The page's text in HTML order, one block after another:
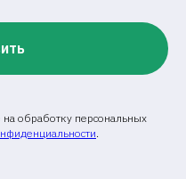
обработку персональных
.